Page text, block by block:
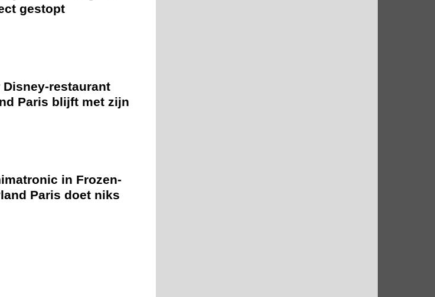
gestopt
restaurant
Paris blijft met zijn
in Frozen-
Paris doet niks